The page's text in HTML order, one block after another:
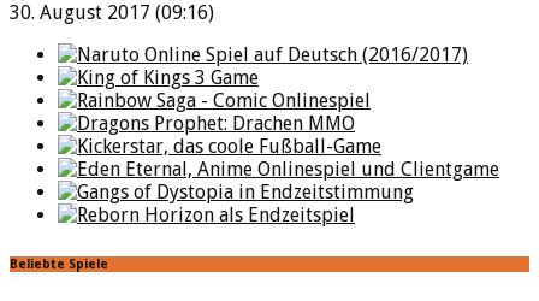
30. August 2017 (09:16)
Beliebte Spiele